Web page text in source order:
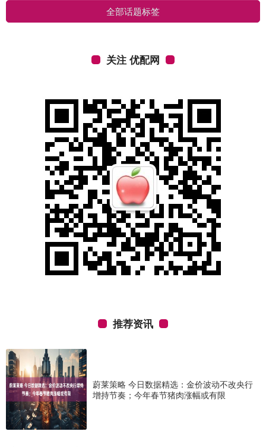
全部话题标签
关注 优配网
推荐资讯
蔚莱策略 今日数据精选：金价波动不改央行
增持节奏；今年春节猪肉涨幅或有限